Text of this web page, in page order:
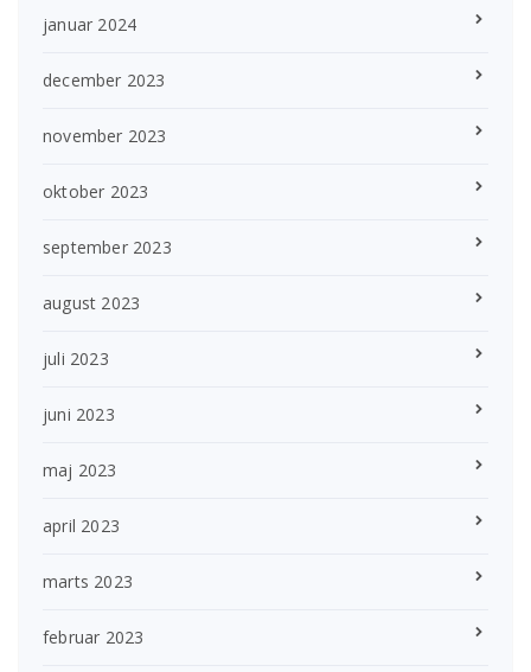
januar 2024
december 2023
november 2023
oktober 2023
september 2023
august 2023
juli 2023
juni 2023
maj 2023
april 2023
marts 2023
februar 2023